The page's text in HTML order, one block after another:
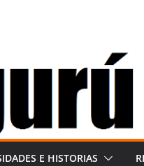
E HISTORIAS